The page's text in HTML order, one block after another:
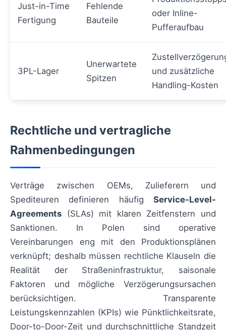
Just-in-Time
Fertigung
Fehlende
Bauteile
oder Inline-
Pufferaufbau
3PL-Lager
Unerwartete
Spitzen
und zusätzliche
Handling-Kosten
Rechtliche und vertragliche
Rahmenbedingungen
Verträge zwischen OEMs, Zulieferern und
Spediteuren definieren häufig Service-Level-
Agreements (SLAs) mit klaren Zeitfenstern und
Sanktionen. In Polen sind operative
Vereinbarungen eng mit den Produktionsplänen
verknüpft; deshalb müssen rechtliche Klauseln die
Realität der Straßeninfrastruktur, saisonale
Faktoren und mögliche Verzögerungsursachen
berücksichtigen. Transparente
Leistungskennzahlen (KPIs) wie Pünktlichkeitsrate,
Door-to-Door-Zeit und durchschnittliche Standzeit